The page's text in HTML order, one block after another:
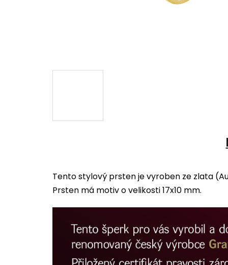
Tento stylový prsten je vyroben ze zlata
Prsten má motiv o velikosti 17x10 mm.